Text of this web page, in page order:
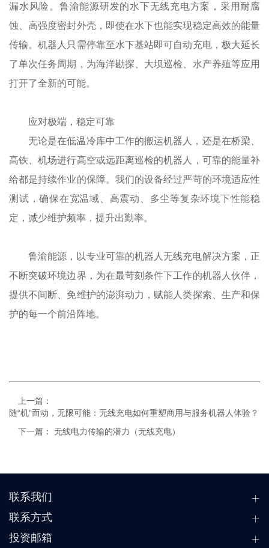
漏水风险。鲁渝能源研发的水下无线充电方案，采用耐腐
蚀、高强度密封外壳，即使在水下也能实现稳定高效的能量
传输。机器人只需停靠至水下基站即可自动充电，极大延长
了单次任务周期，为海洋勘探、大坝巡检、水产养殖等应用
打开了全新的可能。
应对极端，稳定可靠
无论是在低温冷库中工作的搬运机器人，还是在桥梁、
高铁、机场进行高空或远距离巡检的机器人，可靠的能量补
给都是持续作业的保障。我们的设备经过严苛的环境适应性
测试，确保在宽温域、高震动、多尘等复杂环境下性能稳
定，减少维护频率，提升出勤率。
鲁渝能源，以专业可靠的机器人无线充电解决方案，正
不断突破环境边界，为在最苛刻条件下工作的机器人伙伴，
提供不间断、免维护的澎湃动力，赋能人类探索、生产和保
护的每一个前沿阵地。
上一篇：
随“机”而动，无限可能：无线充电如何重塑商用与服务机器人体验？
下一篇：
无线电力传输的潜力（无线充电）
联系我们
联系方式
投资邮箱